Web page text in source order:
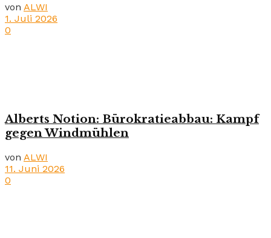
von ALWI
1. Juli 2026
0
Alberts Notion: Bürokratieabbau: Kampf
gegen Windmühlen
von ALWI
11. Juni 2026
0